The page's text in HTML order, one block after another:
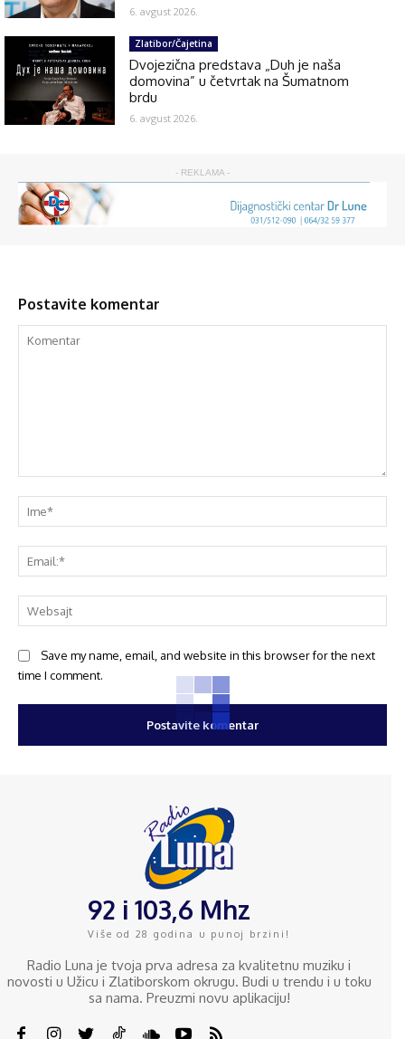
6. avgust 2026.
Zlatibor/Čajetina
Dvojezična predstava „Duh je naša
domovina” u četvrtak na Šumatnom
brdu
6. avgust 2026.
- REKLAMA -
Postavite komentar
Save my name, email, and website in this browser for the next
time I comment.
92 i 103,6 Mhz
Više od 28 godina u punoj brzini!
Radio Luna je tvoja prva adresa za kvalitetnu muziku i
novosti u Užicu i Zlatiborskom okrugu. Budi u trendu i u toku
sa nama. Preuzmi novu aplikaciju!